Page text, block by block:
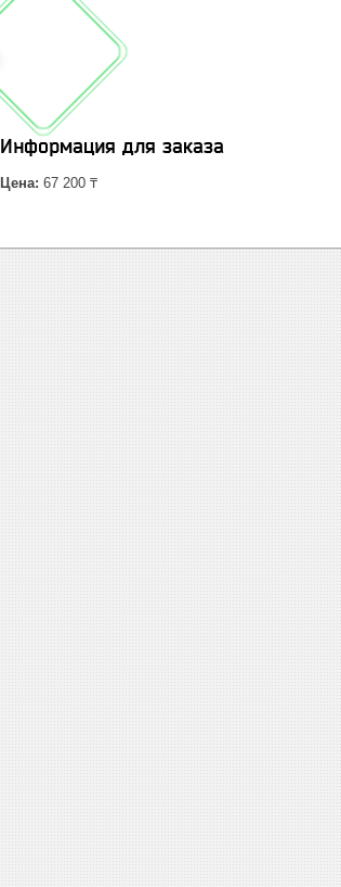
Информация для заказа
Цена: 67 200 ₸